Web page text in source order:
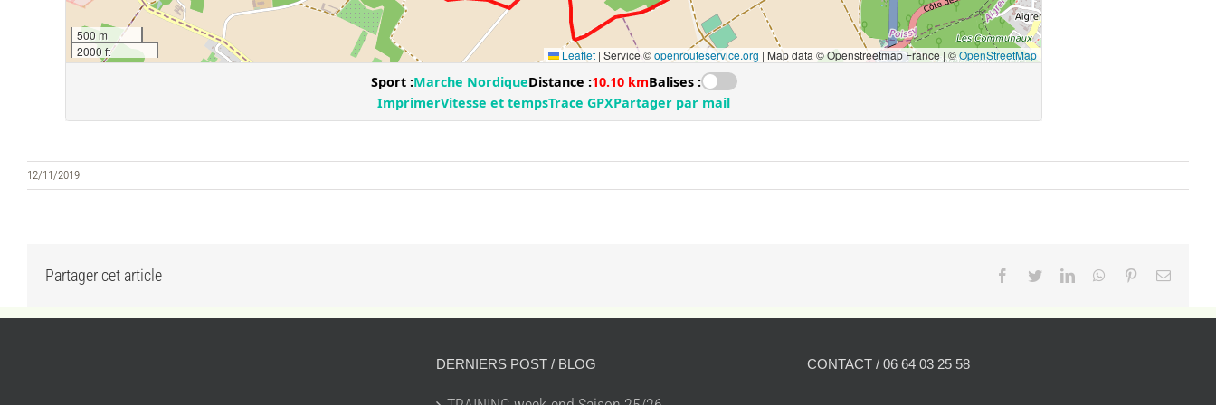
12/11/2019
Partager cet article Facebook
TwitterLinkedInWhatsApp
PinterestEmail
DERNIERS POST / BLOG CONTACT / 06 64 03 25 58